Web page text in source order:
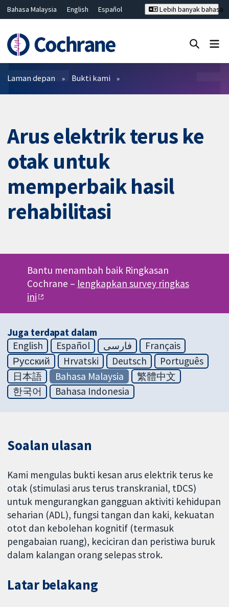
Bahasa Malaysia English
Español
Hrvatski
Deutsch ไทย
繁體中文
简体中文
Lebih banyak bahasa
Penapis
Laman depan Bukti kami
Arus elektrik terus ke
otak untuk
memperbaik hasil
rehabilitasi
Bantu menambah baik Ringkasan
Cochrane – lengkapkan survey ringkas
ini
Juga terdapat dalam
English
Español فارسی
Français
Русский
Hrvatski Deutsch
Português
日本語
Bahasa Malaysia
繁體中文
한국어
Bahasa Indonesia
Soalan ulasan
Kami mengulas bukti kesan arus elektrik terus ke
otak (stimulasi arus terus transkranial, tDCS)
untuk mengurangkan gangguan aktiviti kehidupan
seharian (ADL), fungsi tangan dan kaki, kekuatan
otot dan kebolehan kognitif (termasuk
pengabaian ruang), keciciran dan peristiwa buruk
dalam kalangan orang selepas strok.
Latar belakang